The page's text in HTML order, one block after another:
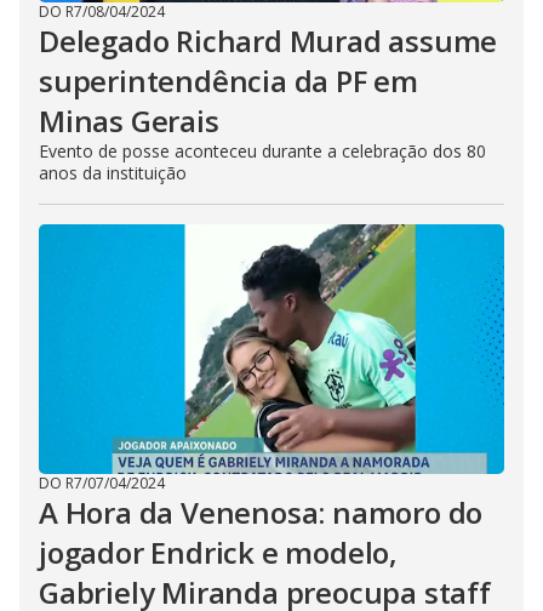
DO R7/08/04/2024
Delegado Richard Murad assume
superintendência da PF em
Minas Gerais
Evento de posse aconteceu durante a celebração dos 80
anos da instituição
DO R7/07/04/2024
A Hora da Venenosa: namoro do
jogador Endrick e modelo,
Gabriely Miranda preocupa staff